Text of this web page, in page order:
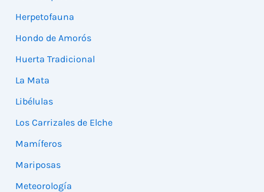
Herpetofauna
Hondo de Amorós
Huerta Tradicional
La Mata
Libélulas
Los Carrizales de Elche
Mamíferos
Mariposas
Meteorología